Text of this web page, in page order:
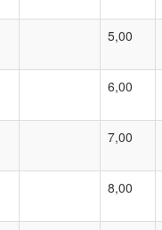
5,00
6,00
7,00
8,00